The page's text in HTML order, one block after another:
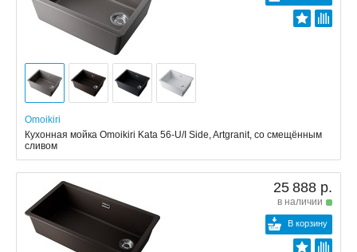
Omoikiri
Кухонная мойка Omoikiri Kata 56-U/I Side, Artgranit, со смещённым
сливом
25 888 р.
в наличии
В корзину